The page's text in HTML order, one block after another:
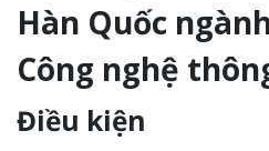
Hàn Quốc
Công nghệ
Điều kiện